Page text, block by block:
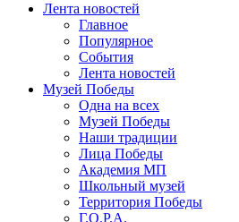
Лента новостей
Главное
Популярное
События
Лента новостей
Музей Победы
Одна на всех
Музей Победы
Наши традиции
Лица Победы
Академия МП
Школьный музей
Территория Победы
Г.О.Р.А.